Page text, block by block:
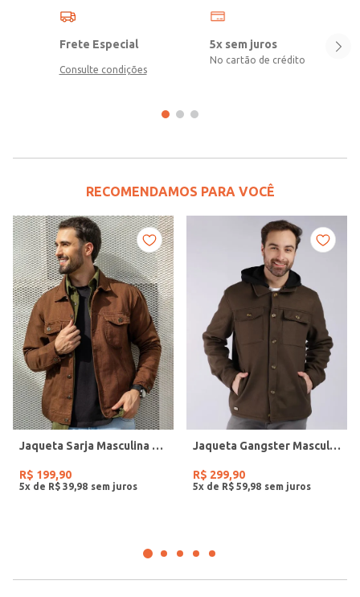
Frete Especial
Consulte condições
5x sem juros
No cartão de crédito
RECOMENDAMOS PARA VOCÊ
Jaqueta Sarja Masculina MARROM
R$ 199,90
5x de R$ 39 98
Jaqueta Gangster Masculina MARROM
R$ 299,90
5x de R$ 59 98